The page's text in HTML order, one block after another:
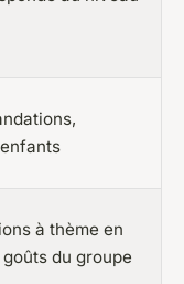
à thème en
du groupe